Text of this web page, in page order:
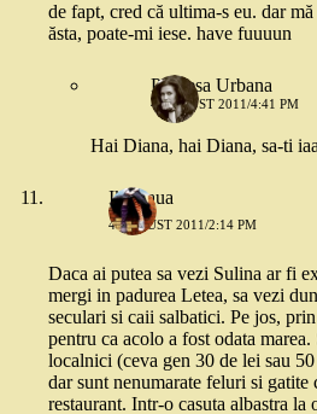
de fapt, cred că ultima-s eu. dar
ăsta, poate-mi iese. have fuuuun
Printesa Urbana
4 AUGUST 2011/4:41 PM
Hai Diana, hai Diana, sa-ti
Ikemaua
4 AUGUST 2011/2:14 PM
Daca ai putea sa vezi Sulina ar fi
mergi in padurea Letea, sa vezi
seculari si caii salbatici. Pe jos,
pentru ca acolo a fost odata marea.
localnici (ceva gen 30 de lei sau
dar sunt nenumarate feluri si gatite
restaurant. Intr-o casuta albastra